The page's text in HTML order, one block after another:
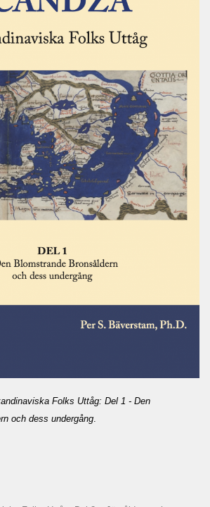
Folks Uttåg: Del 1 - Den
och dess undergång.